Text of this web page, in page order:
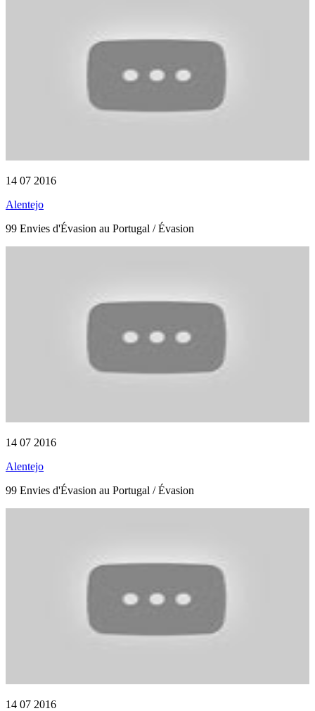
14 07 2016
Alentejo
99 Envies d'Évasion au Portugal / Évasion
14 07 2016
Alentejo
99 Envies d'Évasion au Portugal / Évasion
14 07 2016